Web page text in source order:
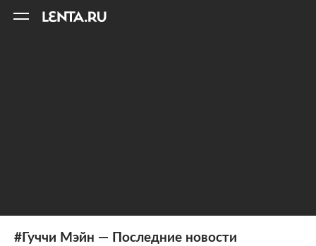
#Гуччи Мэйн — Последние новости